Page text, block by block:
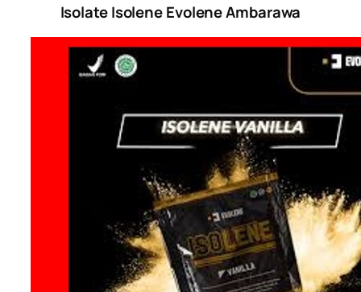
Isolate Isolene Evolene Ambarawa